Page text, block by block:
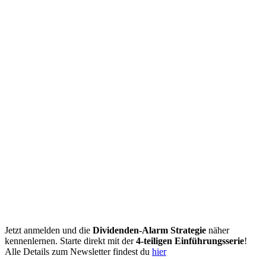
Jetzt anmelden und die Dividenden-Alarm Strategie näher
kennenlernen. Starte direkt mit der4-teiligen Einführungsserie!
Alle Details zum Newsletter findest du hier